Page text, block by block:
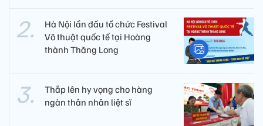
Hà Nội lần đầu tổ chức Festival
Võ thuật quốc tế tại Hoàng
thành Thăng Long
Thắp lên hy vọng cho hàng
ngàn thân nhân liệt sĩ